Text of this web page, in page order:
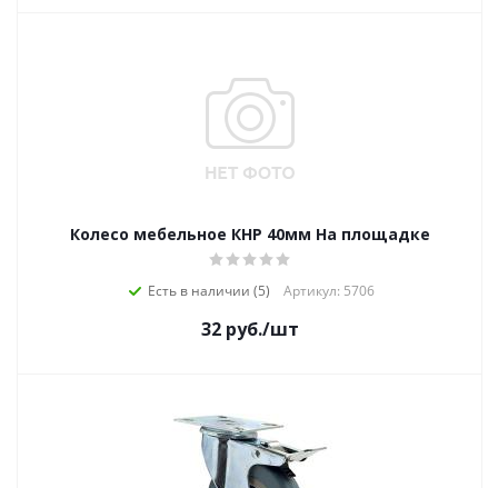
Колесо мебельное КНР 40мм На площадке
Есть в наличии (5) Артикул: 5706
32 руб./шт